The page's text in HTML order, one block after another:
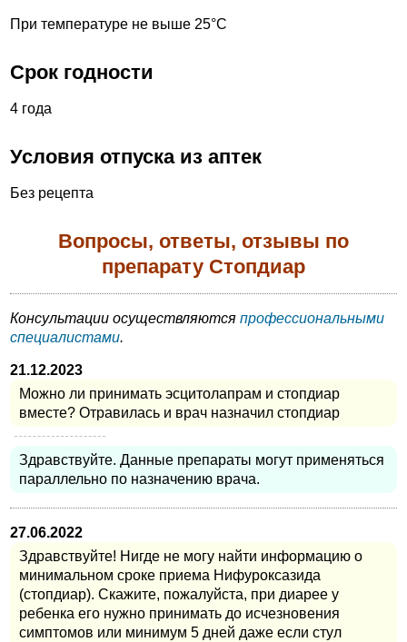
При температуре не выше 25°С
Срок годности
4 года
Условия отпуска из аптек
Без рецепта
Вопросы, ответы, отзывы по
препарату Стопдиар
Консультации осуществляются профессиональными
специалистами.
21.12.2023
Можно ли принимать эсцитолапрам и стопдиар
вместе? Отравилась и врач назначил стопдиар
Здравствуйте. Данные препараты могут применяться
параллельно по назначению врача.
27.06.2022
Здравствуйте! Нигде не могу найти информацию о
минимальном сроке приема Нифуроксазида
(стопдиар). Скажите, пожалуйста, при диарее у
ребенка его нужно принимать до исчезновения
симптомов или минимум 5 дней даже если стул